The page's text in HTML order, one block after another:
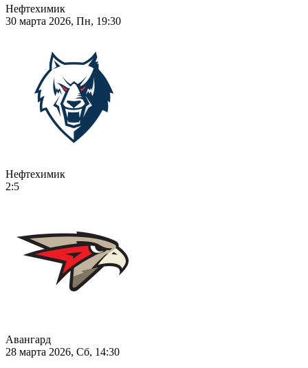
Нефтехимик
30 марта 2026, Пн, 19:30
Нефтехимик
2:5
Авангард
28 марта 2026, Сб, 14:30